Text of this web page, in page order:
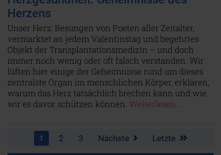
Herzens
Unser Herz: Besungen von Poeten aller Zeitalter,
vermarktet an jedem Valentinstag und begehrtes
Objekt der Transplantationsmedizin – und doch
immer noch wenig oder oft falsch verstanden. Wir
lüften hier einige der Geheimnisse rund um dieses
zentralste Organ im menschlichen Körper, erklären,
warum das Herz tatsächlich brechen kann und wie
wir es davor schützen können. Weiterlesen...
1 2 3 Nächste Letzte